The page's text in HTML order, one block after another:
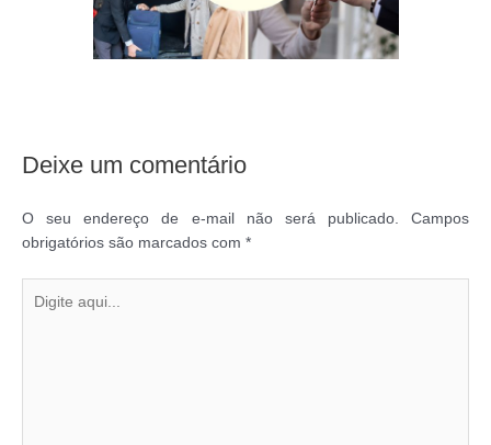
Deixe um comentário
O seu endereço de e-mail não será publicado.
Campos
obrigatórios são marcados com *
aqui...